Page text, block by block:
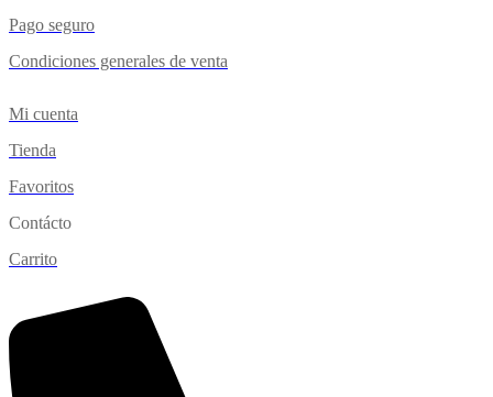
Pago seguro
Condiciones generales de venta
Mi cuenta
Tienda
Favoritos
Contácto
Carrito